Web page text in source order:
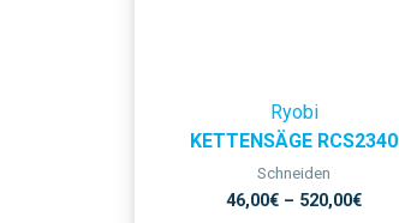
Ryobi
KETTENSÄGE RCS2340
Schneiden
46,00€ – 520,00€